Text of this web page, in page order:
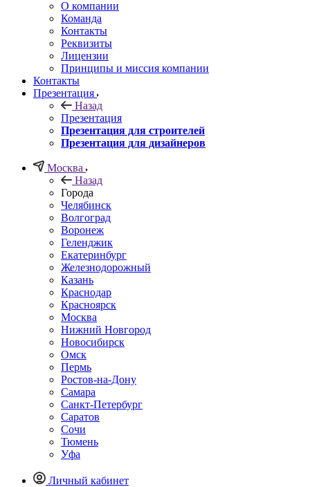
О компании
Команда
Контакты
Реквизиты
Лицензии
Принципы и миссия компании
Контакты
Презентация
Назад
Презентация
Презентация для строителей
Презентация для дизайнеров
Москва
Назад
Города
Челябинск
Волгоград
Воронеж
Геленджик
Екатеринбург
Железнодорожный
Казань
Краснодар
Красноярск
Москва
Нижний Новгород
Новосибирск
Омск
Пермь
Ростов-на-Дону
Самара
Санкт-Петербург
Саратов
Сочи
Тюмень
Уфа
Личный кабинет